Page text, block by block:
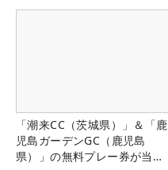
「潮来CC（茨城県）」＆「鹿
児島ガーデンGC（鹿児島
県）」の無料プレー券が当た